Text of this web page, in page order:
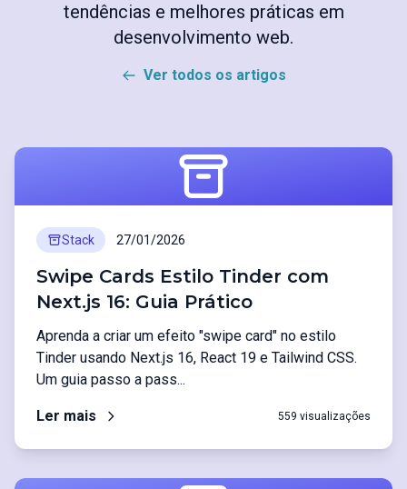
tendências e melhores práticas em
desenvolvimento web.
Ver todos os artigos
Stack 27/01/2026
Swipe Cards Estilo Tinder com
Next.js 16: Guia Prático
Aprenda a criar um efeito "swipe card" no estilo
Tinder usando Next.js 16, React 19 e Tailwind CSS.
Um guia passo a pass...
Ler mais 559 visualizações